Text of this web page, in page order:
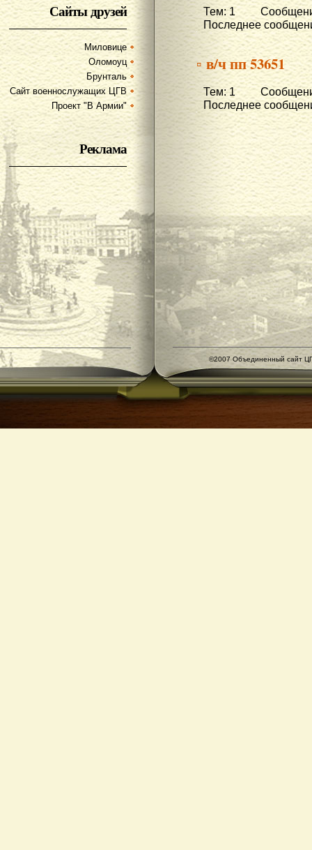
Сайты друзей
Миловице
Оломоуц
Брунталь
Сайт военнослужащих ЦГВ
Проект "В Армии"
Реклама
Тем: 1
Последнее
▫ в/ч пп 53651
Тем: 1
Последнее
©2007 Объединенный сайт